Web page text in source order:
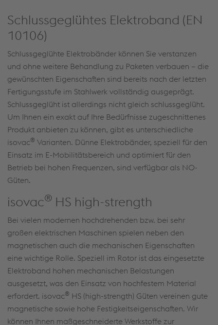
Schlussgeglühtes Elektroband (EN
10106)
Schlussgeglühte Elektrobänder können Sie verstanzen
und ohne weitere Behandlung zu Paketen verbauen – die
gewünschten Eigenschaften sind bereits nach der letzten
Fertigungsstufe im Stahlwerk vollständig ausgeprägt.
Schlussgeglüht ist allerdings nicht gleich schlussgeglüht.
Um Ihnen ein exakt auf Ihre Bedürfnisse zugeschnittenes
Produkt anbieten zu können, gibt es unterschiedliche
isovac® Varianten. Dünne Elektrobänder, speziell für den
Einsatz im E-Mobilitätsbereich und optimiert für den
Betrieb bei hohen Frequenzen, sind verfügbar als NO-
Güten.
isovac® HS high-strength
Bei vielen modernen hochdrehenden bzw. bei sehr
großen elektrischen Maschinen spielen neben den
magnetischen auch die mechanischen Eigenschaften
eine wichtige Rolle. Speziell im Rotor ist das eingesetzte
Elektroband hohen mechanischen Belastungen
ausgesetzt, was den Einsatz von hochfestem Material
erfordert. isovac® HS (high-strength) Güten vereinen gute
magnetische sowie hohe Festigkeitseigenschaften. Wir
können Ihnen maßgeschneiderte Werkstoffe zur